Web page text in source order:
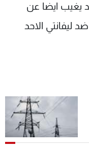
يغيب ايضا عن
ليفانتي الاحد